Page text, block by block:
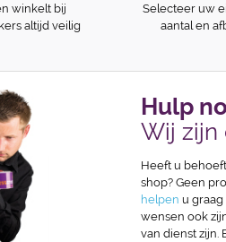
winkelt bij
altijd veilig
Selecteer uw
aantal en
Hulp
Wij zijn
Heeft u
shop? Geen
helpen u graag
wensen ook
van dienst zijn.